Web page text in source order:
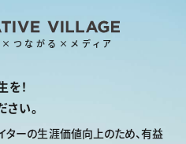
×つながる×メディア
！
い。
ターの生涯価値向上のため、有益